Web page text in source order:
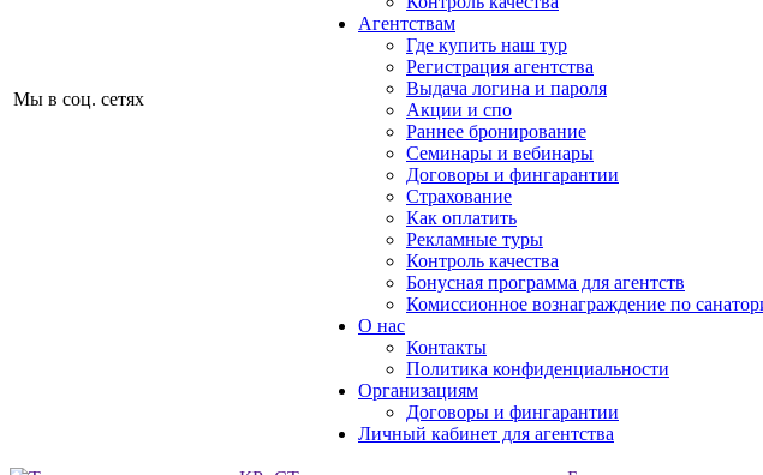
Мы в соц. сетях
Агентствам
Где купить наш тур
Регистрация агентства
Выдача логина и пароля
Акции и спо
Раннее бронирование
Семинары и вебинары
Договоры и фингарантии
Страхование
Как оплатить
Рекламные туры
Контроль качества
Бонусная программа для агентств
Комиссионное вознаграждение по
О нас
Контакты
Политика конфиденциальности
Организациям
Договоры и фингарантии
Личный кабинет для агентства